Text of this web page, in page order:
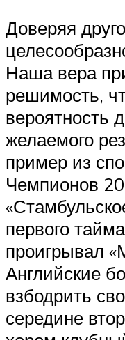
Доверяя
Наша вера
решимость,
вероятность
желаемого
пример из
Чемпионов
первого
проигрывал
Английские
взбодрить
середине